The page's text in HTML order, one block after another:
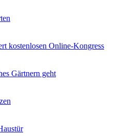
kostenlosen Online-Kongress
Gärtnern geht